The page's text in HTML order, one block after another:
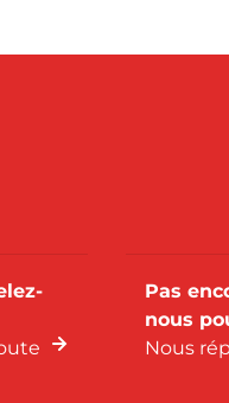
Pas
nous
Nous